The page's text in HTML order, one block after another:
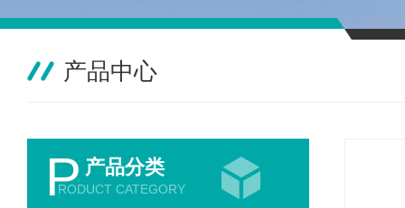
产品中心
P 产品分类
RODUCT CATEGORY